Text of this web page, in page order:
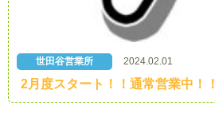
世田谷営業所 2024.02.01
2月度スタート！！通常営業中！！